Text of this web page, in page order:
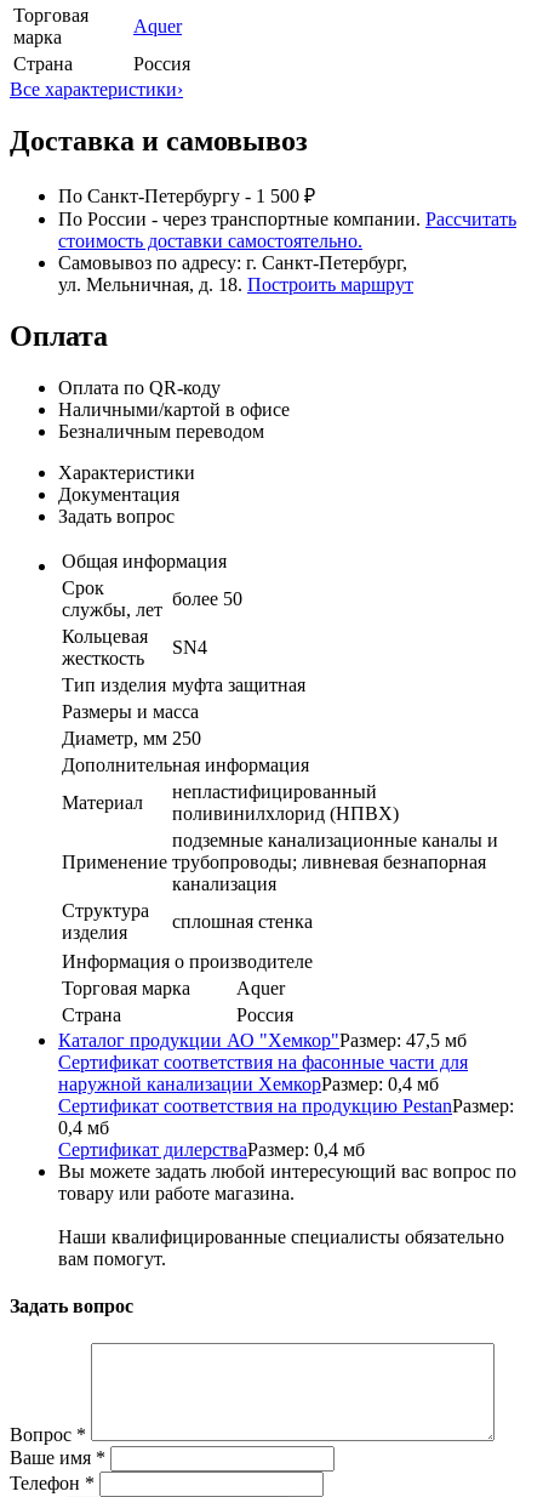
Торговая
марка
Aquer
Страна
Россия
Все характеристики›
Доставка и самовывоз
По Санкт-Петербургу - 1 500 ₽
По России - через транспортные компании. Рассчитать
стоимость доставки самостоятельно.
Самовывоз по адресу: г. Санкт-Петербург,
ул. Мельничная, д. 18. Построить маршрут
Оплата
Оплата по QR-коду
Наличными/картой в офисе
Безналичным переводом
Характеристики
Документация
Задать вопрос
Общая информация
Срок
службы, лет
более 50
Кольцевая
жесткость
SN4
Тип изделия муфта защитная
Размеры и масса
Диаметр, мм 250
Дополнительная информация
Материал
непластифицированный
поливинилхлорид (НПВХ)
Применение
подземные канализационные каналы и
трубопроводы; ливневая безнапорная
канализация
Структура
изделия
сплошная стенка
Информация о производителе
Торговая марка
Aquer
Страна
Россия
Каталог продукции АО "Хемкор"Размер: 47,5 мб
Сертификат соответствия на фасонные части для
наружной канализации ХемкорРазмер: 0,4 мб
Сертификат соответствия на продукцию PestanРазмер:
0,4 мб
Сертификат дилерстваРазмер: 0,4 мб
Вы можете задать любой интересующий вас вопрос по
товару или работе магазина.
Наши квалифицированные специалисты обязательно
вам помогут.
Задать вопрос
Вопрос *
Ваше имя *
Телефон *